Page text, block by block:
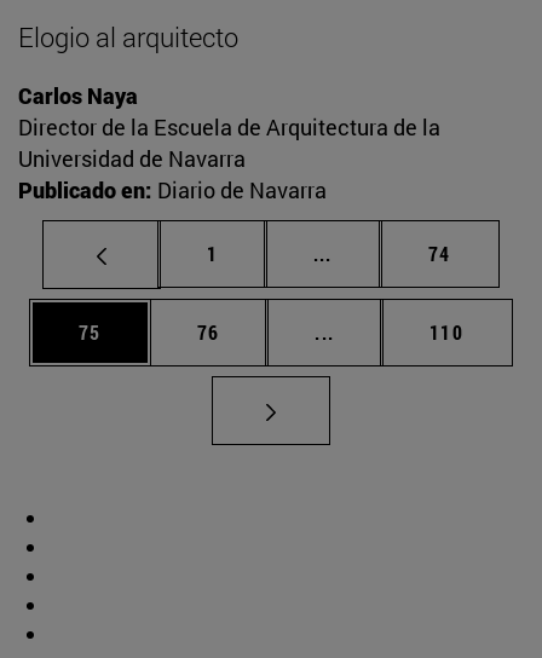
Elogio al arquitecto
Carlos Naya
Director de la Escuela de Arquitectura de la
Universidad de Navarra
Publicado en: Diario de Navarra
Página
1 ... Páginas intermedias
Página
74
Página
75 Página
76 ... Páginas intermedias
Página
110